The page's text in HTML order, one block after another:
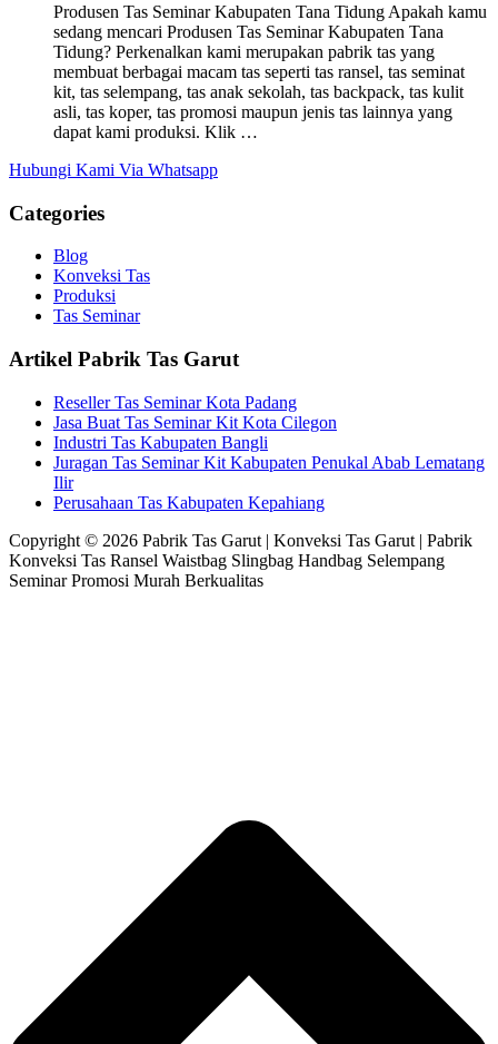
Produsen Tas Seminar Kabupaten Tana Tidung Apakah kamu
sedang mencari Produsen Tas Seminar Kabupaten Tana
Tidung? Perkenalkan kami merupakan pabrik tas yang
membuat berbagai macam tas seperti tas ransel, tas seminat
kit, tas selempang, tas anak sekolah, tas backpack, tas kulit
asli, tas koper, tas promosi maupun jenis tas lainnya yang
dapat kami produksi. Klik …
Hubungi Kami Via Whatsapp
Categories
Blog
Konveksi Tas
Produksi
Tas Seminar
Artikel Pabrik Tas Garut
Reseller Tas Seminar Kota Padang
Jasa Buat Tas Seminar Kit Kota Cilegon
Industri Tas Kabupaten Bangli
Juragan Tas Seminar Kit Kabupaten Penukal Abab Lematang
Ilir
Perusahaan Tas Kabupaten Kepahiang
Copyright © 2026 Pabrik Tas Garut | Konveksi Tas Garut | Pabrik
Konveksi Tas Ransel Waistbag Slingbag Handbag Selempang
Seminar Promosi Murah Berkualitas